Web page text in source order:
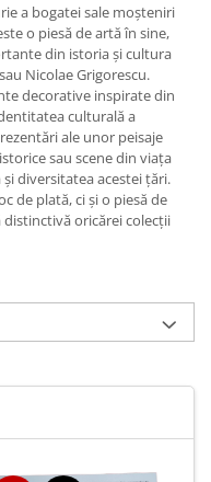
a bogatei sale moșteniri
o piesă de artă în sine,
din istoria și cultura
Nicolae Grigorescu.
decorative inspirate din
culturală a
ale unor peisaje
sau scene din viața
diversitatea acestei țări.
de plată, ci și o piesă de
distinctivă oricărei colecții